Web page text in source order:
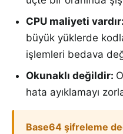
CPU maliyeti vardır:
büyük yüklerde
işlemleri bedava
Okunaklı değildir:
hata ayıklamayı
Base64 şifreleme